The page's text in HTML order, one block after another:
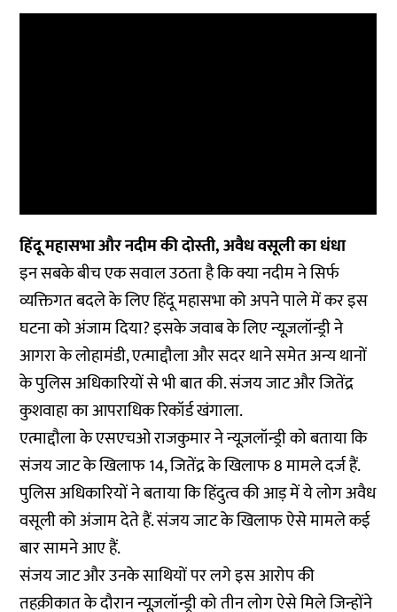
हिंदू महासभा और नदीम की दोस्ती, अवैध वसूली का धंधा
इन सबके बीच एक सवाल उठता है कि क्या नदीम ने सिर्फ
व्यक्तिगत बदले के लिए हिंदू महासभा को अपने पाले में कर इस
घटना को अंजाम दिया? इसके जवाब के लिए न्यूज़लॉन्ड्री ने
आगरा के लोहामंडी, एत्माद्दौला और सदर थाने समेत अन्य थानों
के पुलिस अधिकारियों से भी बात की. संजय जाट और जितेंद्र
कुशवाहा का आपराधिक रिकॉर्ड खंगाला.
एत्माद्दौला के एसएचओ राजकुमार ने न्यूज़लॉन्ड्री को बताया कि
संजय जाट के खिलाफ 14, जितेंद्र के खिलाफ 8 मामले दर्ज हैं.
पुलिस अधिकारियों ने बताया कि हिंदुत्व की आड़ में ये लोग अवैध
वसूली को अंजाम देते हैं. संजय जाट के खिलाफ ऐसे मामले कई
बार सामने आए हैं.
संजय जाट और उनके साथियों पर लगे इस आरोप की
तहक़ीकात के दौरान न्यूज़लॉन्ड्री को तीन लोग ऐसे मिले जिन्होंने